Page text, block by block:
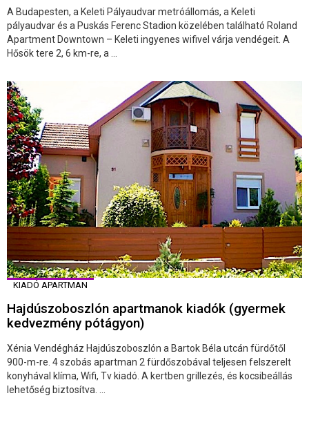
A Budapesten, a Keleti Pályaudvar metróállomás, a Keleti
pályaudvar és a Puskás Ferenc Stadion közelében található Roland
Apartment Downtown – Keleti ingyenes wifivel várja vendégeit. A
Hősök tere 2, 6 km-re, a ...
KIADÓ APARTMAN
Hajdúszoboszlón apartmanok kiadók (gyermek
kedvezmény pótágyon)
Xénia Vendégház Hajdúszoboszlón a Bartok Béla utcán fürdőtől
900-m-re. 4 szobás apartman 2 fürdőszobával teljesen felszerelt
konyhával klíma, Wifi, Tv kiadó. A kertben grillezés, és kocsibeállás
lehetőség biztosítva. ...